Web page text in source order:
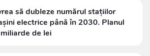
să dubleze numărul stațiilor
electrice până în 2030. Planul
de lei